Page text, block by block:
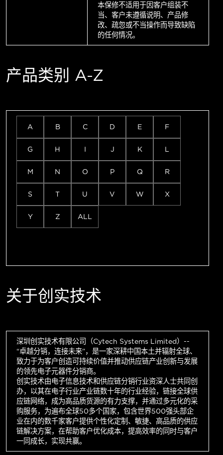
本保修不适用于因客户组装不
当、客户未遵循说明、产品修
改、疏忽或不当操作而导致缺陷
的任何情况。
产品类别 A-Z
A B C D E F
G H I J K L
M N O P Q R
S T U V W X
Y Z ALL
关于创实技术
深圳创实技术有限公司（Cytech Systems Limited）--
“卓越分销，连接未来”，是一家深耕中国本土并辐射全球、
致力于为客户创造可持续价值并推动供应链产业创新与发展
的领先电子元器件分销商。
创实技术由电子信息技术和供应链分销行业资深人士共同创
办，以其在电子行业产业链数十年的行业经验，链接全球供
应链网络，成为高品质货源的有力支撑，并通过多元化的采
购服务，为遍布全球50多个国家，包含世界500强头部企
业在内的数千家客户提供个性化定制、敏捷、高品质的供应
链解决方案，在帮助客户优化成本，提高效率的同时与客户
一同成长，实现共赢。